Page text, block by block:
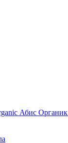
Абис